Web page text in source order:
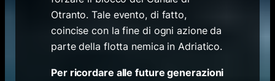
Otranto. Tale evento, di fatto,
coincise con la fine di ogni azione da
parte della flotta nemica in Adriatico.
Per ricordare alle future generazioni